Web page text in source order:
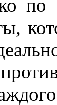
по